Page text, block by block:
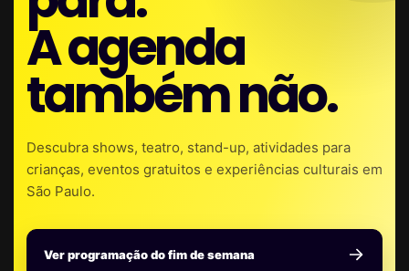
A agenda
também não.
Descubra shows, teatro, stand-up, atividades para
crianças, eventos gratuitos e experiências culturais em
São Paulo.
Ver programação do fim de semana